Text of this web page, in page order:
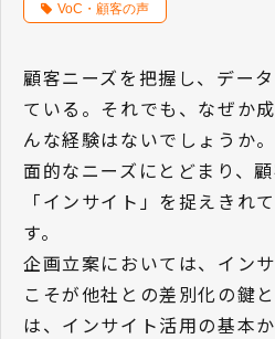
VoC・顧客の声
顧客ニーズを把握し、デー
ている。それでも、なぜか成
んな経験はないでしょうか
面的なニーズにとどまり、
「インサイト」を捉えきれ
す。
企画立案においては、イン
こそが他社との差別化の鍵
は、インサイト活用の基本